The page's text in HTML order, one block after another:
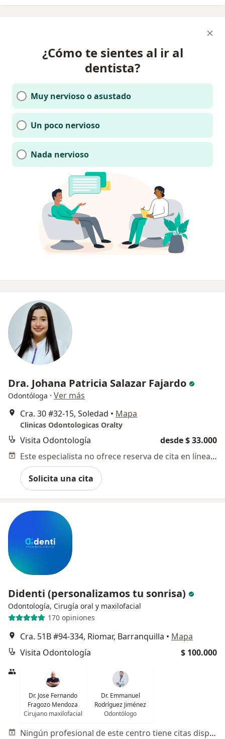
¿Cómo te sientes al ir al
dentista?
Muy nervioso o asustado
Un poco nervioso
Nada nervioso
Dra. Johana Patricia Salazar Fajardo
Odontóloga · Ver más
Cra. 30 #32-15, Soledad • Mapa
Clinicas Odontologicas Oralty
Visita Odontología
desde $ 33.000
Este especialista no ofrece reserva de cita en línea en esta dirección.
Solicita una cita
Didenti (personalizamos tu sonrisa)
Odontología, Cirugía oral y maxilofacial
170 opiniones
Cra. 51B #94-334, Riomar, Barranquilla • Mapa
Visita Odontología
$ 100.000
Dr. Jose Fernando
Fragozo Mendoza
Cirujano maxilofacial
Dr. Emmanuel
Rodríguez Jiménez
Odontólogo
Ningún profesional de este centro tiene citas disponibles